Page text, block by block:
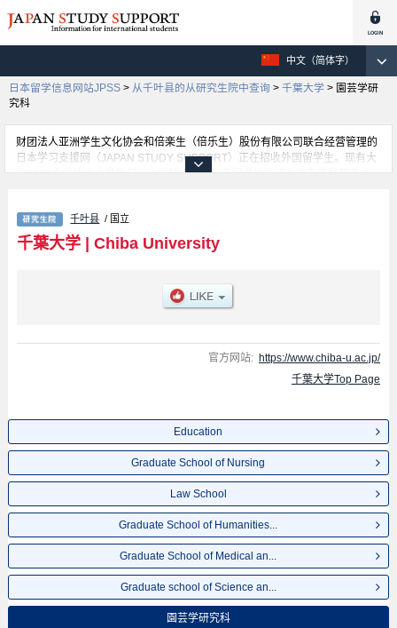
中文（简体字）
日本留学信息网站JPSS > 从千叶县的从研究生院中查询 > 千葉大学 > 園芸学研
究科
财团法人亚洲学生文化协会和倍楽生（倍乐生）股份有限公司联合经营管理的
日本学习支援网（JAPAN STUDY SUPPORT）正在招收外国留学生。现有大
约1300个学校的大学学部、大学院、短大、专门学校的招生信息正登载于此
Nursing、Law School、Graduate School of Humanities and Studies on
Public Affairs、Graduate School of Medical and Pharmaceutical Sciences、
Graduate school of Science and Engineering, Chiba University (Science
Transdisciplinary Studies、Informatics等各研究科的不同信息。招收名额、合
格人数等考试信息，以及设施介绍、联系方式等外国留学生必要的信息都登载
千叶县 / 国立
千葉大学| Chiba University
官方网站: https://www.chiba-u.ac.jp/
千葉大学Top Page
Education
Graduate School of Nursing
Law School
Graduate School of Humanities...
Graduate School of Medical an...
Graduate school of Science an...
園芸学研究科